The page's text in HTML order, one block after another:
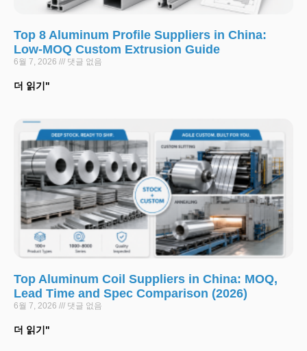
Top 8 Aluminum Profile Suppliers in China:
Low-MOQ Custom Extrusion Guide
6월 7, 2026 댓글 없음
더 읽기"
Top Aluminum Coil Suppliers in China: MOQ,
Lead Time and Spec Comparison (2026)
6월 7, 2026 댓글 없음
더 읽기"